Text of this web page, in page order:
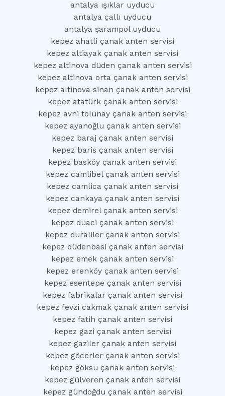
antalya ışıklar uyducu
antalya çallı uyducu
antalya şarampol uyducu
kepez ahatli çanak anten servisi
kepez altiayak çanak anten servisi
kepez altinova düden çanak anten servisi
kepez altinova orta çanak anten servisi
kepez altinova sinan çanak anten servisi
kepez atatürk çanak anten servisi
kepez avni tolunay çanak anten servisi
kepez ayanoğlu çanak anten servisi
kepez baraj çanak anten servisi
kepez baris çanak anten servisi
kepez basköy çanak anten servisi
kepez camlibel çanak anten servisi
kepez camlica çanak anten servisi
kepez cankaya çanak anten servisi
kepez demirel çanak anten servisi
kepez duaci çanak anten servisi
kepez duraliler çanak anten servisi
kepez düdenbasi çanak anten servisi
kepez emek çanak anten servisi
kepez erenköy çanak anten servisi
kepez esentepe çanak anten servisi
kepez fabrikalar çanak anten servisi
kepez fevzi cakmak çanak anten servisi
kepez fatih çanak anten servisi
kepez gazi çanak anten servisi
kepez gaziler çanak anten servisi
kepez göcerler çanak anten servisi
kepez göksu çanak anten servisi
kepez gülveren çanak anten servisi
kepez gündoğdu çanak anten servisi